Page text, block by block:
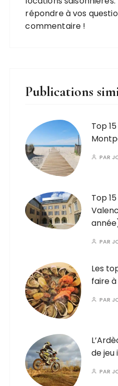
répondre à vos
commentaire !
Publications
Top
PAR
Top
PAR
Les
faire
PAR
de jeu
PAR